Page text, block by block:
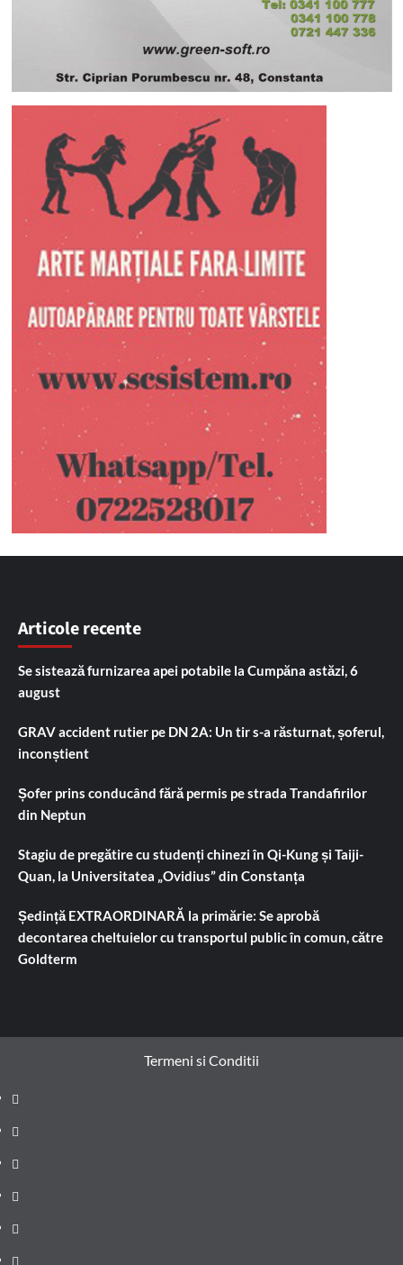
Articole recente
Se sistează furnizarea apei potabile la Cumpăna astăzi, 6
august
GRAV accident rutier pe DN 2A: Un tir s-a răsturnat, șoferul,
inconștient
Șofer prins conducând fără permis pe strada Trandafirilor
din Neptun
Stagiu de pregătire cu studenți chinezi în Qi-Kung și Taiji-
Quan, la Universitatea „Ovidius” din Constanța
Ședință EXTRAORDINARĂ la primărie: Se aprobă
decontarea cheltuielor cu transportul public în comun, către
Goldterm
Termeni si Conditii
Prima
pagină
Știri
de
ultima
Administrație
locală
Actualitate
Justiție
Cultura